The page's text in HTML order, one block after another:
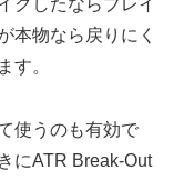
本物なら戻りにく
す。
使うのも有効で
にATR Break-Out